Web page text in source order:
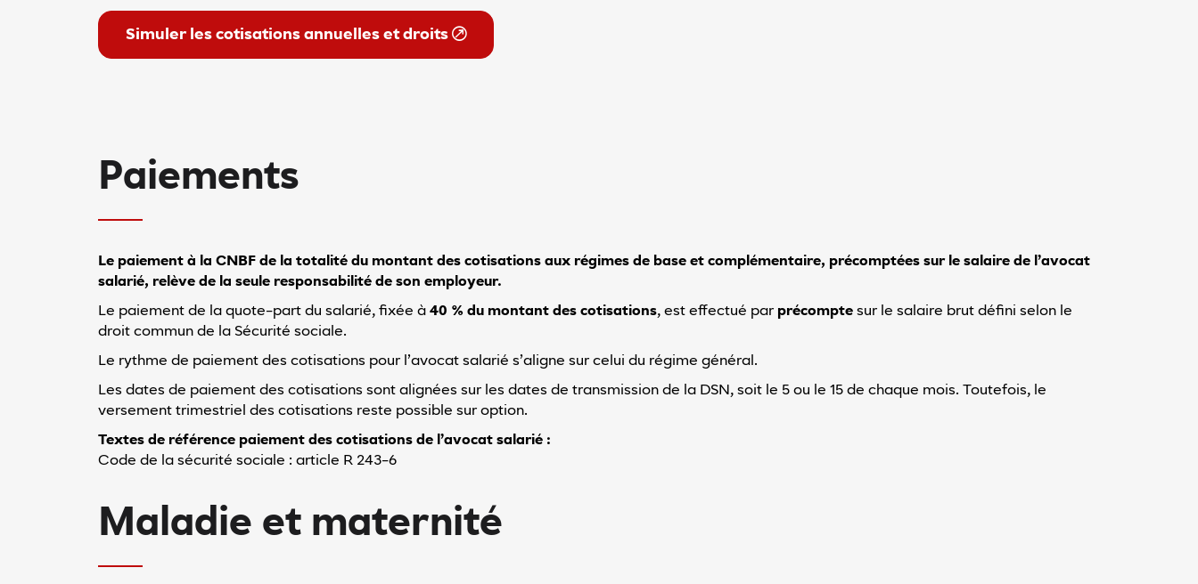
Simuler les cotisations annuelles et droits
Paiements
Le paiement à la CNBF de la totalité du montant des cotisations aux régimes de base et complémentaire, précomptées sur le salaire de l’avocat
salarié, relève de la seule responsabilité de son employeur.
Le paiement de la quote-part du salarié, fixée à 40 % du montant des cotisations, est effectué par précomptesur le salaire brut défini selon le
droit commun de la Sécurité sociale.
Le rythme de paiement des cotisations pour l’avocat salarié s’aligne sur celui du régime général.
Les dates de paiement des cotisations sont alignées sur les dates de transmission de la DSN, soit le 5 ou le 15 de chaque mois. Toutefois, le
versement trimestriel des cotisations reste possible sur option.
Textes de référence paiement des cotisations de l’avocat salarié :
Code de la sécurité sociale : article R 243-6
Maladie et maternité